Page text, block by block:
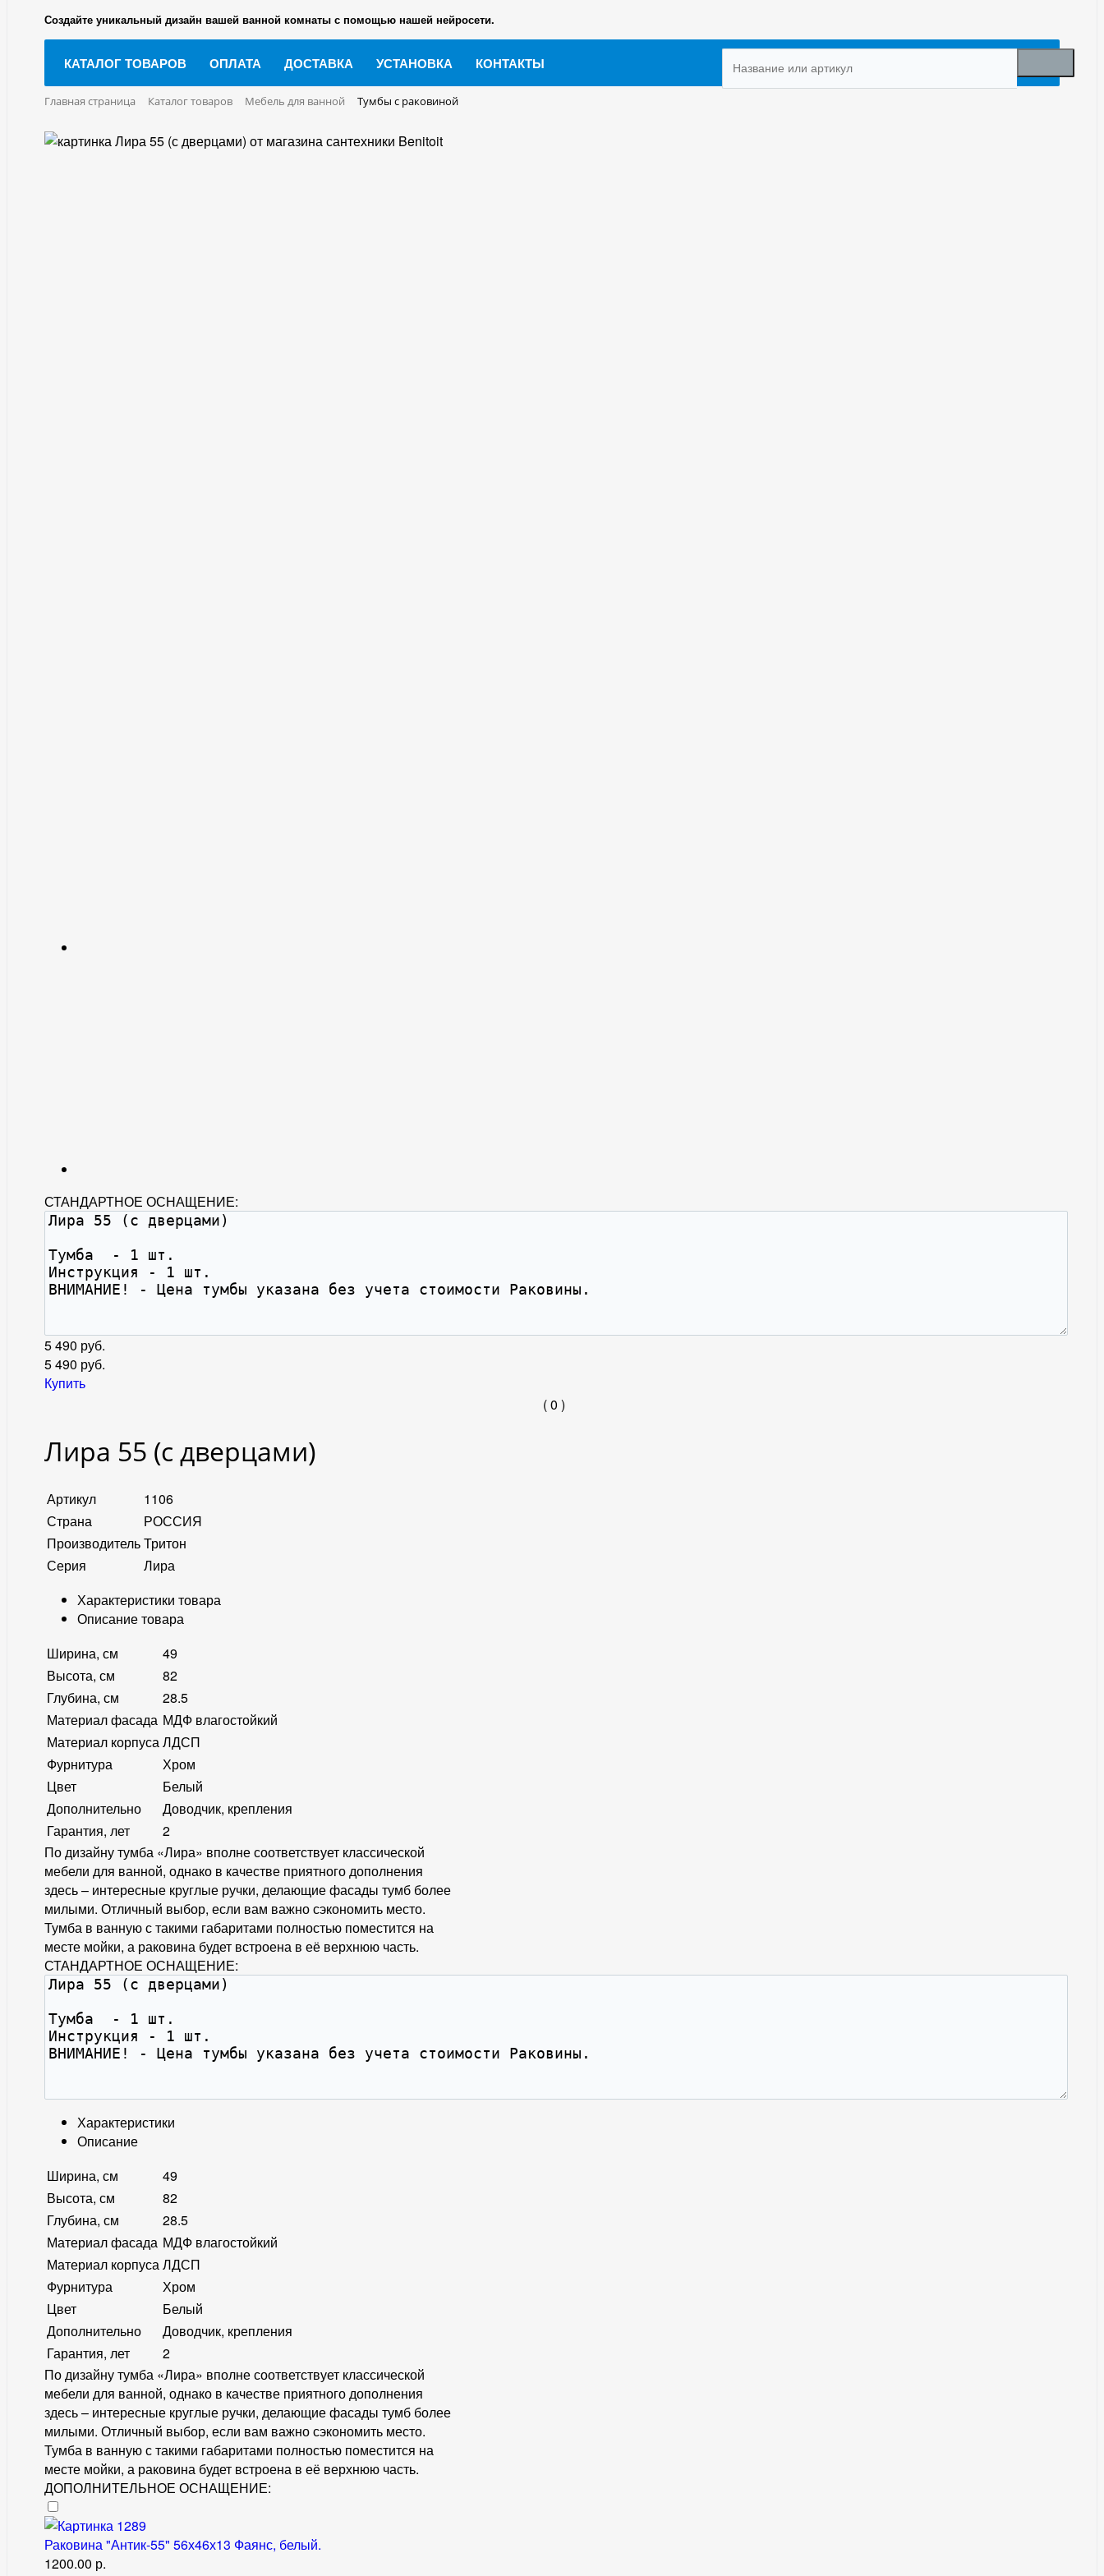
Создайте уникальный дизайн вашей ванной комнаты с помощью нашей нейросети.
КАТАЛОГ ТОВАРОВ ОПЛАТА ДОСТАВКА УСТАНОВКА КОНТАКТЫ
Главная страница Каталог товаров Мебель для ванной Тумбы с раковиной
СТАНДАРТНОЕ ОСНАЩЕНИЕ:
5 490 руб.
5 490 руб.
Купить
( 0 )
Лира 55 (с дверцами)
Артикул
1106
Страна
РОССИЯ
ПроизводительТритон
Серия
Лира
Характеристики товара
Описание товара
Ширина, см
49
Высота, см
82
Глубина, см
28.5
Материал фасада МДФ влагостойкий
Материал корпусаЛДСП
Фурнитура
Хром
Цвет
Белый
Дополнительно
Доводчик, крепления
Гарантия, лет
2
По дизайну тумба «Лира» вполне соответствует классической
мебели для ванной, однако в качестве приятного дополнения
здесь – интересные круглые ручки, делающие фасады тумб более
милыми. Отличный выбор, если вам важно сэкономить место.
Тумба в ванную с такими габаритами полностью поместится на
месте мойки, а раковина будет встроена в её верхнюю часть.
СТАНДАРТНОЕ ОСНАЩЕНИЕ:
Характеристики
Описание
Ширина, см
49
Высота, см
82
Глубина, см
28.5
Материал фасада МДФ влагостойкий
Материал корпусаЛДСП
Фурнитура
Хром
Цвет
Белый
Дополнительно
Доводчик, крепления
Гарантия, лет
2
По дизайну тумба «Лира» вполне соответствует классической
мебели для ванной, однако в качестве приятного дополнения
здесь – интересные круглые ручки, делающие фасады тумб более
милыми. Отличный выбор, если вам важно сэкономить место.
Тумба в ванную с такими габаритами полностью поместится на
месте мойки, а раковина будет встроена в её верхнюю часть.
ДОПОЛНИТЕЛЬНОЕ ОСНАЩЕНИЕ:
Раковина "Антик-55" 56х46х13 Фаянс, белый.
1200.00 р.